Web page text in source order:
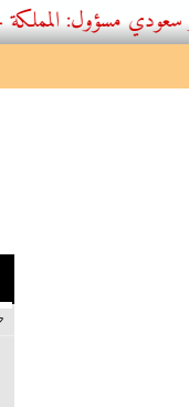
المملكة حريصة على